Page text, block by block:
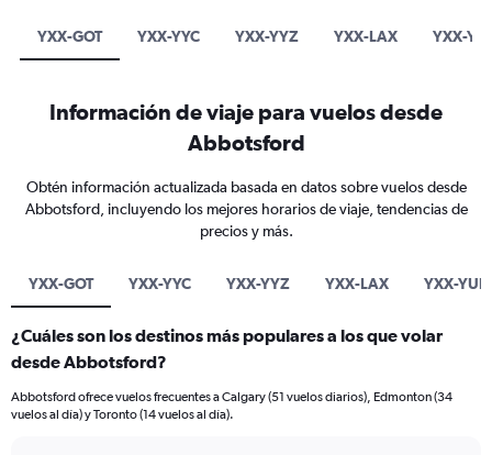
YXX-GOT YXX-YYC YXX-YYZ YXX-LAX YXX-
Información de viaje para vuelos desde
Abbotsford
Obtén información actualizada basada en datos sobre vuelos desde
Abbotsford, incluyendo los mejores horarios de viaje, tendencias de
precios y más.
YXX-GOT YXX-YYC YXX-YYZ YXX-LAX YXX-YUL
¿Cuáles son los destinos más populares a los que volar
desde Abbotsford?
Abbotsford ofrece vuelos frecuentes a Calgary (51 vuelos diarios), Edmonton (34
vuelos al día) y Toronto (14 vuelos al día).